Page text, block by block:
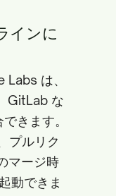
インに
は、
GitLab な
きます。
プルリク
マージ時
動できま